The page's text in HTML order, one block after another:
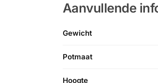
Aanvullende
Gewicht
Potmaat
Hoogte